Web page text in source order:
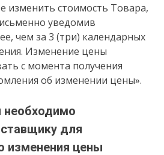
изменить стоимость Товара,
уведомив
чем за 3 (три) календарных
Изменение цены
с момента получения
об изменении цены».
необходимо
для
изменения цены